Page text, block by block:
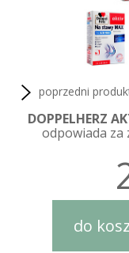
poprzedni
DOPPELHERZ
odpowiada za
do